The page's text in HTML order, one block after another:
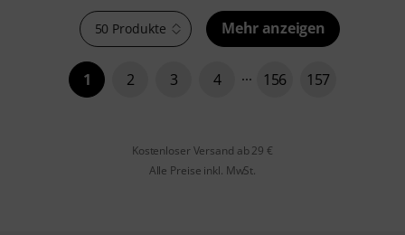
50 Produkte Mehr anzeigen
1 2 3 4 156 157
Kostenloser Versand ab 29 €
Alle Preise inkl. MwSt.